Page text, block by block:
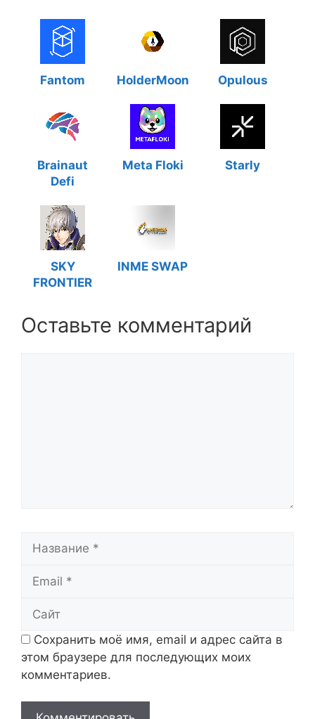
Fantom HolderMoon Opulous
Brainaut
Defi
Meta Floki Starly
SKY
FRONTIER
INME SWAP
Оставьте комментарий
Сохранить моё имя, email и адрес сайта в
этом браузере для последующих моих
комментариев.